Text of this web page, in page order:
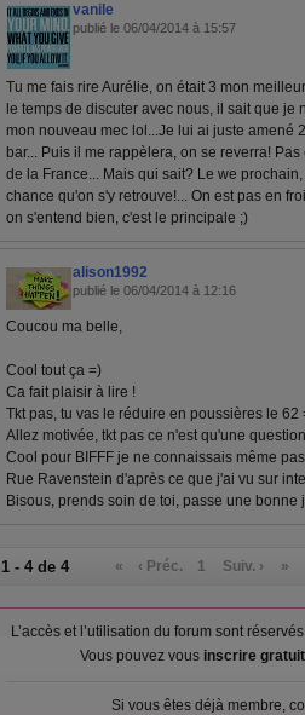
vanile
publié le 06/04/2014 à 15:57
Tu me fais rire Aurélie, on était 3 mon
le temps de discuter avec nous, il sait que
mon nouveau mec lol...Je lui ai juste amené
bar... Puis il me rappèlera, on se reverra!
de la France... Mais qui sait? Le we
chance qu'on s'y retrouve!... On est pas en
on s'entend bien, c'est le principale ;)
alison1992
publié le 06/04/2014 à 12:16
Coucou ma belle,
Cool tout ça =)
Ca fait plaisir à lire !
Tkt pas, tu vas le réduire en poussières le 62
Allez motivée, tkt pas ce n'est qu'une
Cool pour BIFFF je ne connaissais même
Rue Ravenstein d'après ce que j'ai vu sur
Bisous, prends soin de toi, passe une bonne
1 - 4 de 4 « ‹ Préc. 1 Suiv. › »
L’accès et l’utilisation du forum sont
Vous pouvez vous inscrire
Si vous êtes déjà membre,